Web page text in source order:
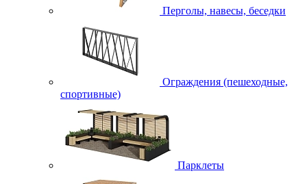
Перголы, навесы, беседки
Ограждения (пешеходные,
спортивные)
Парклеты